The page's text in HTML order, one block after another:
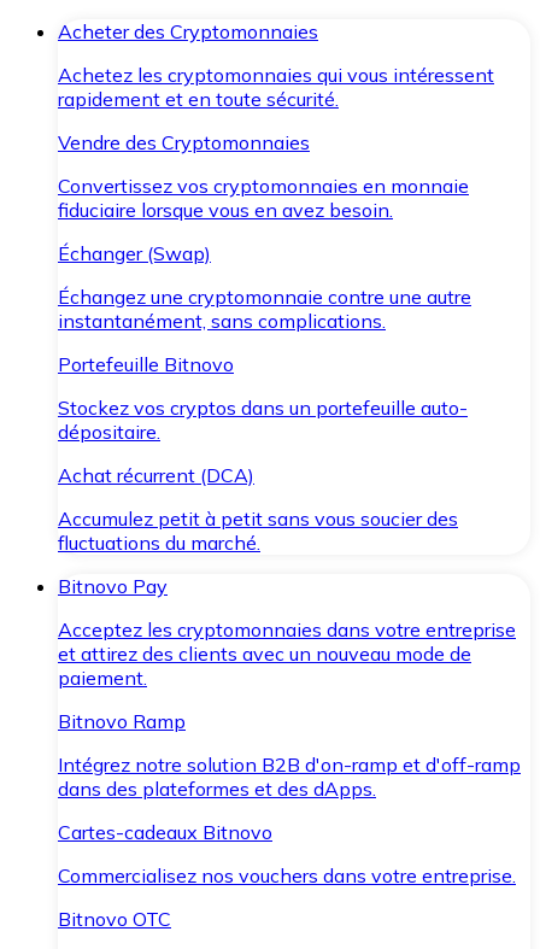
Acheter des Cryptomonnaies
Achetez les cryptomonnaies qui vous intéressent
rapidement et en toute sécurité.
Vendre des Cryptomonnaies
Convertissez vos cryptomonnaies en monnaie
fiduciaire lorsque vous en avez besoin.
Échanger (Swap)
Échangez une cryptomonnaie contre une autre
instantanément, sans complications.
Portefeuille Bitnovo
Stockez vos cryptos dans un portefeuille auto-
dépositaire.
Achat récurrent (DCA)
Accumulez petit à petit sans vous soucier des
fluctuations du marché.
Bitnovo Pay
Acceptez les cryptomonnaies dans votre entreprise
et attirez des clients avec un nouveau mode de
paiement.
Bitnovo Ramp
Intégrez notre solution B2B d'on-ramp et d'off-ramp
dans des plateformes et des dApps.
Cartes-cadeaux Bitnovo
Commercialisez nos vouchers dans votre entreprise.
Bitnovo OTC